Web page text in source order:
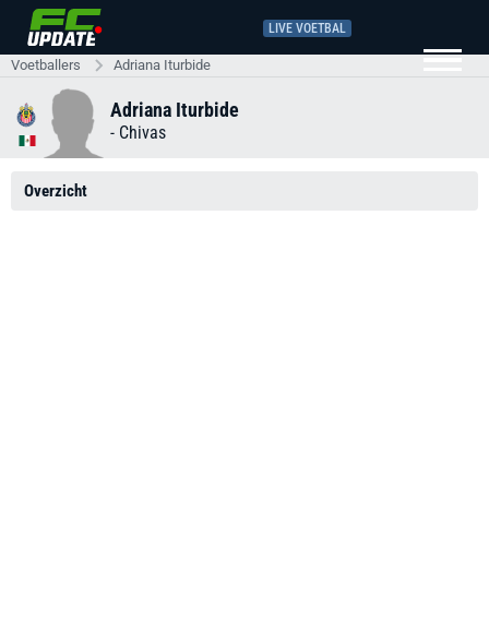
LIVE VOETBAL
Voetballers Adriana Iturbide
Adriana Iturbide
- Chivas
Overzicht